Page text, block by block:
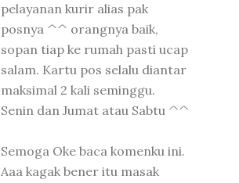
pelayanan kurir alias pak
posnya ^^ orangnya baik,
sopan tiap ke rumah pasti ucap
salam. Kartu pos selalu diantar
maksimal 2 kali seminggu.
Senin dan Jumat atau Sabtu ^^
Semoga Oke baca komenku ini.
Aaa kagak bener itu masak